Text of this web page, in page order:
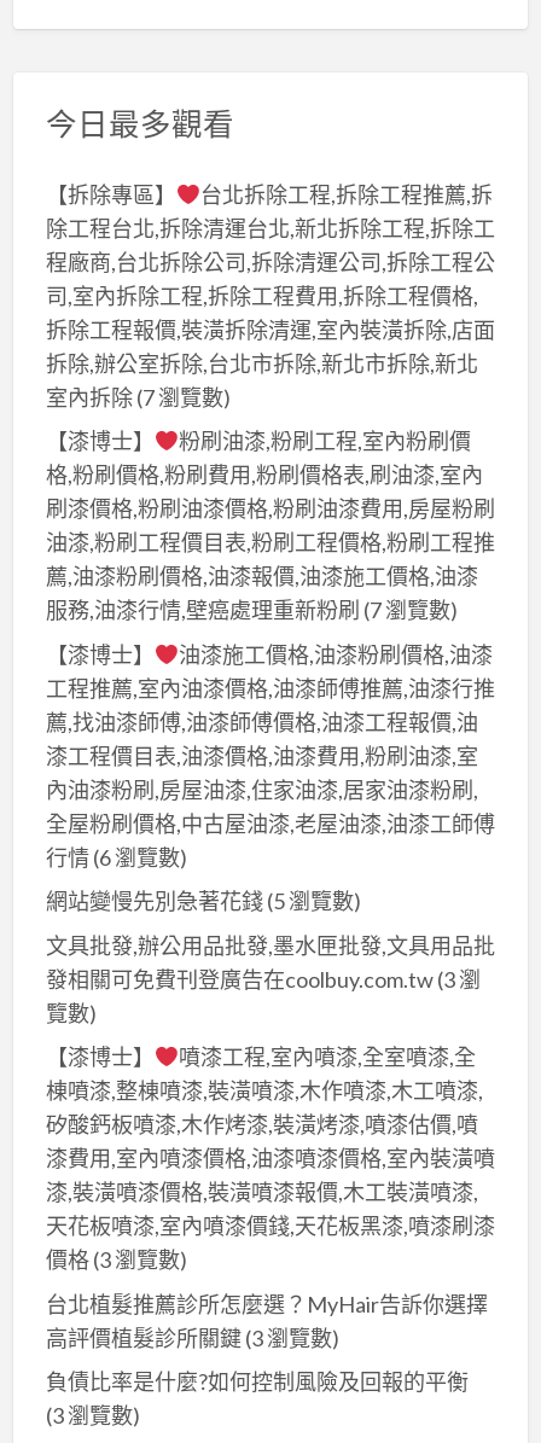
今日最多觀看
【拆除專區】
台北拆除工程,拆除工程推薦,拆
除工程台北,拆除清運台北,新北拆除工程,拆除工
程廠商,台北拆除公司,拆除清運公司,拆除工程公
司,室內拆除工程,拆除工程費用,拆除工程價格,
拆除工程報價,裝潢拆除清運,室內裝潢拆除,店面
拆除,辦公室拆除,台北市拆除,新北市拆除,新北
室內拆除(7 瀏覽數)
【漆博士】
粉刷油漆,粉刷工程,室內粉刷價
格,粉刷價格,粉刷費用,粉刷價格表,刷油漆,室內
刷漆價格,粉刷油漆價格,粉刷油漆費用,房屋粉刷
油漆,粉刷工程價目表,粉刷工程價格,粉刷工程推
薦,油漆粉刷價格,油漆報價,油漆施工價格,油漆
服務,油漆行情,壁癌處理重新粉刷 (7 瀏覽數)
【漆博士】
油漆施工價格,油漆粉刷價格,油漆
工程推薦,室內油漆價格,油漆師傅推薦,油漆行推
薦,找油漆師傅,油漆師傅價格,油漆工程報價,油
漆工程價目表,油漆價格,油漆費用,粉刷油漆,室
內油漆粉刷,房屋油漆,住家油漆,居家油漆粉刷,
全屋粉刷價格,中古屋油漆,老屋油漆,油漆工師傅
行情(6 瀏覽數)
網站變慢先別急著花錢(5 瀏覽數)
文具批發,辦公用品批發,墨水匣批發,文具用品批
發相關可免費刊登廣告在coolbuy.com.tw(3 瀏
覽數)
【漆博士】
噴漆工程,室內噴漆,全室噴漆,全
棟噴漆,整棟噴漆,裝潢噴漆,木作噴漆,木工噴漆,
矽酸鈣板噴漆,木作烤漆,裝潢烤漆,噴漆估價,噴
漆費用,室內噴漆價格,油漆噴漆價格,室內裝潢噴
漆,裝潢噴漆價格,裝潢噴漆報價,木工裝潢噴漆,
天花板噴漆,室內噴漆價錢,天花板黑漆,噴漆刷漆
價格(3 瀏覽數)
台北植髮推薦診所怎麼選？MyHair告訴你選擇
高評價植髮診所關鍵(3 瀏覽數)
負債比率是什麼?如何控制風險及回報的平衡
(3 瀏覽數)